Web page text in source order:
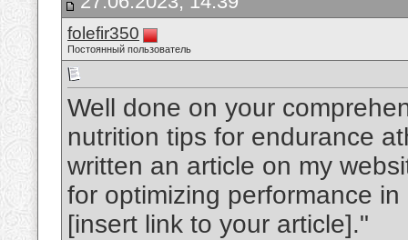
folefir350
Постоянный пользователь
Well done on your
nutrition tips for endurance
written an article on my
for optimizing performance
[insert link to your article]."